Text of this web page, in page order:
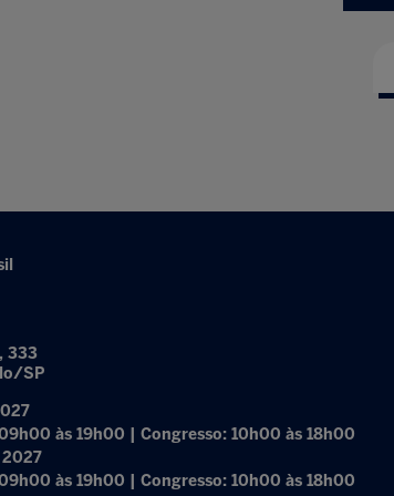
333
SP
às 19h00 | Congresso: 10h00 às 18h00
às 19h00 | Congresso: 10h00 às 18h00